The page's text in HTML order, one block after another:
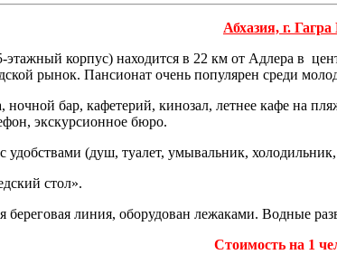
Абхазия, г.
этажный корпус) находится в 22 км от Адлера в
рынок. Пансионат очень популярен среди
ночной бар, кафетерий, кинозал, летнее кафе на
экскурсионное бюро.
удобствами (душ, туалет, умывальник,
стол».
береговая линия, оборудован лежаками. Водные
Стоимость на 1